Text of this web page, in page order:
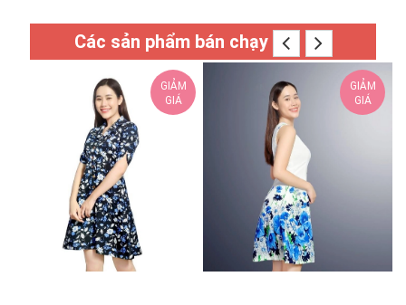
này
Các sản phẩm bán chạy
GIẢM
GIÁ
GIẢM
GIÁ